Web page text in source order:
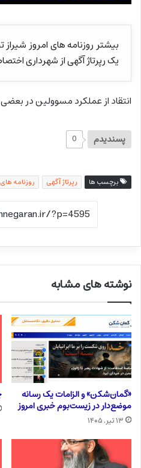
بیشتر روزنامه های امروز
یک رپرتاژ آگهی از شهرداری
انتقاد از عملکرد مسوولین در
پسندیدم 0
برچسب ها رپرتاژ آگهی روزنامه
نوشته های مشابه
«گمان‌شکن» و الزامات یک رسانه
موضع‌دار در زیست‌بوم خبری امروز
۱۳ تیر, ۱۴۰۵